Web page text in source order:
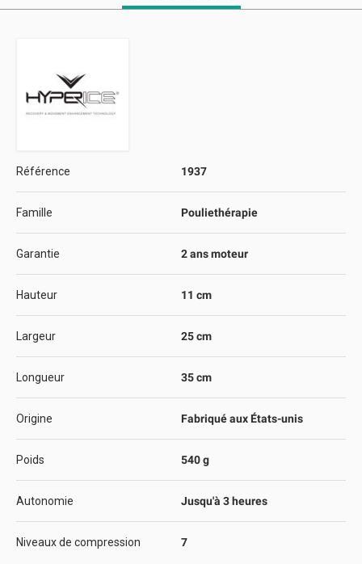
Référence 1937
Famille Pouliethérapie
Garantie 2 ans moteur
Hauteur 11 cm
Largeur 25 cm
Longueur 35 cm
Origine Fabriqué aux États-unis
Poids 540 g
Autonomie Jusqu'à 3 heures
Niveaux de compression 7